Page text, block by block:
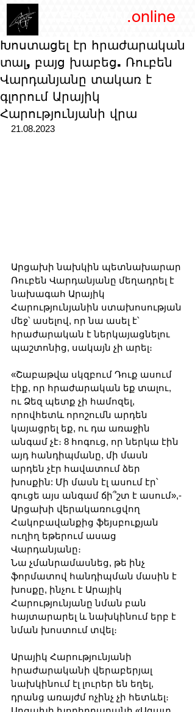
.online
Խոստացել էր հրաժարական
տալ, բայց խաբեց. Ռուբեն
Վարդանյանը տակառ է
գլորում Արայիկ
Հարությունյանի վրա
21.08.2023
Արցախի նախկին պետնախարար
Ռուբեն Վարդանյանը մեղադրել է
նախագահ Արայիկ
Հարությունյանին ստախոսության
մեջ՝ ասելով, որ նա ասել է՝
հրաժարական է ներկայացնելու
պաշտոնից, սակայն չի արել։
«Շաբաթվա սկզբում Դուք ասում
էիք, որ հրաժարական եք տալու,
ու Ձեզ պետք չի համոզել,
որովհետև որոշումն արդեն
կայացրել եք, ու դա առաջին
անգամ չէ։ 8 հոգուց, որ ներկա էին
այդ հանդիպմանը, մի մասն
արդեն չէր հավատում ձեր
խոսքին: Մի մասն էլ ասում էր՝
գուցե այս անգամ ճի՞շտ է ասում»,-
Արցախի վերակառուցվող
Հակոբավանքից ֆեյսբուքյան
ուղիղ եթերում ասաց
Վարդանյանը։
Նա չմանրամասնեց, թե ինչ
ֆորմատով հանդիպման մասին է
խոսքը, ինչու է Արայիկ
Հարությունյանը նման բան
հայտարարել և նախկինում երբ է
նման խոստում տվել։
Արայիկ Հարությունյանի
հրաժարականի վերաբերյալ
նախկինում էլ լուրեր են եղել,
դրանց առայժմ ոչինչ չի հետևել։